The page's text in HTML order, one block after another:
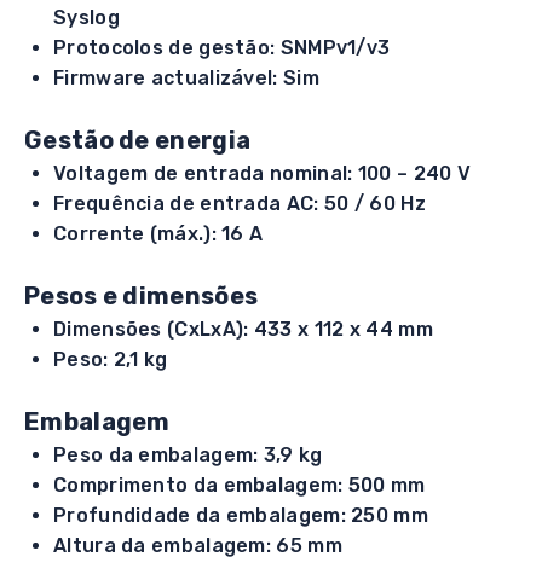
Syslog
Protocolos de gestão: SNMPv1/v3
Firmware actualizável: Sim
Gestão de energia
Voltagem de entrada nominal: 100 – 240 V
Frequência de entrada AC: 50 / 60 Hz
Corrente (máx.): 16 A
Pesos e dimensões
Dimensões (CxLxA): 433 x 112 x 44 mm
Peso: 2,1 kg
Embalagem
Peso da embalagem: 3,9 kg
Comprimento da embalagem: 500 mm
Profundidade da embalagem: 250 mm
Altura da embalagem: 65 mm